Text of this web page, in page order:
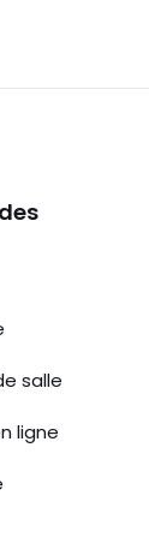
salle
ligne